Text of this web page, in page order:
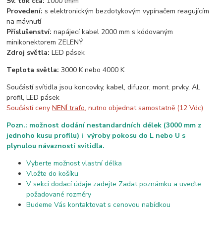
Provedení: s elektronickým bezdotykovým vypínačem reagujícím
na mávnutí
Příslušenství:napájecí kabel 2000 mm s kódovaným
minikonektorem ZELENÝ
Zdroj světla:LED pásek
Teplota světla:3000 K nebo 4000 K
Součástí svítidla jsou koncovky, kabel, difuzor, mont. prvky, AL
profil, LED pásek
Součástí cenyNENÍ trafo, nutno objednat samostatně (12 Vdc)
Pozn.: možnost dodání nestandardních délek (3000 mm z
jednoho kusu profilu) i výroby pokosu do L nebo U s
plynulou návazností svítidla.
Vyberte možnost vlastní délka
Vložte do košíku
V sekci dodací údaje zadejte Zadat poznámku a uveďte
požadované rozměry
Budeme Vás kontaktovat s cenovou nabídkou